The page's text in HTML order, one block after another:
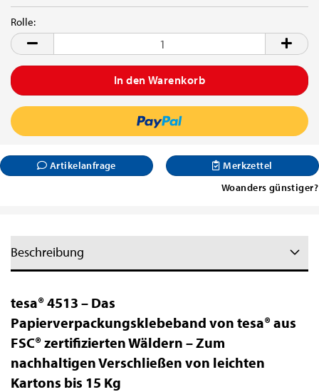
Rolle:
Rolle
Artikelanfrage
Merkzettel
Woanders günstiger?
Beschreibung
tesa® 4513 – Das
Papierverpackungsklebeband von tesa® aus
FSC® zertifizierten Wäldern – Zum
nachhaltigen Verschließen von leichten
Kartons bis 15 Kg